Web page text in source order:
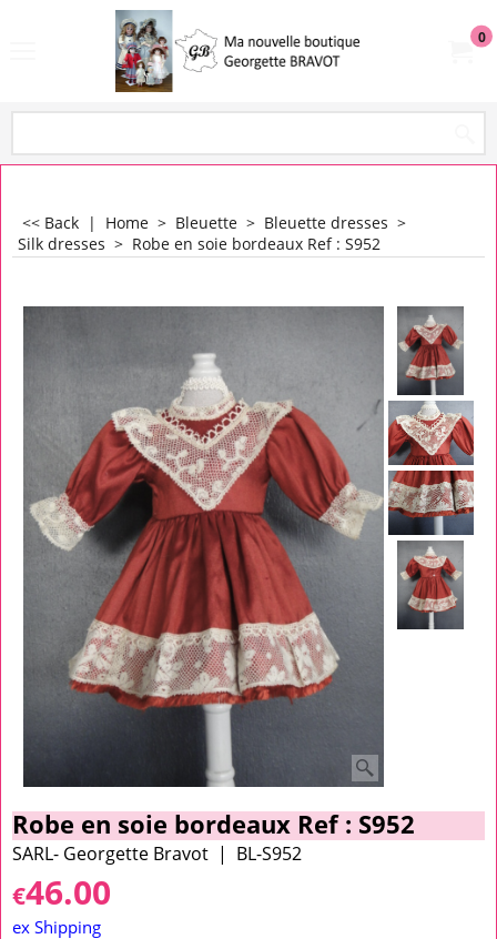
0
<< Back | Home > Bleuette > Bleuette dresses >
Silk dresses > Robe en soie bordeaux Ref : S952
Robe en soie bordeaux Ref : S952
SARL- Georgette Bravot BL-S952
€46.00
ex Shipping